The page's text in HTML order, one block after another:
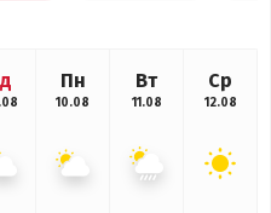
Пн
10.08
Вт
11.08
Ср
12.08